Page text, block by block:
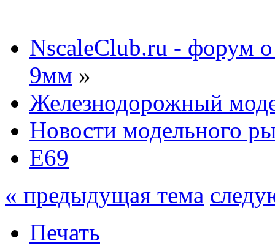
NscaleClub.ru - форум
9мм »
Железнодорожный
Новости модельного
E69
« предыдущая тема
Печать